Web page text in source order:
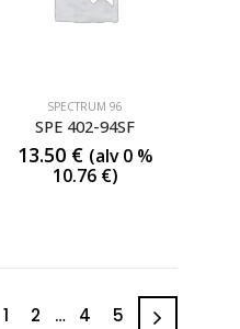
SPECTRUM 96
SPE 402-94SF
13.50 € (alv 0 %
10.76 €)
1 2 … 4 5